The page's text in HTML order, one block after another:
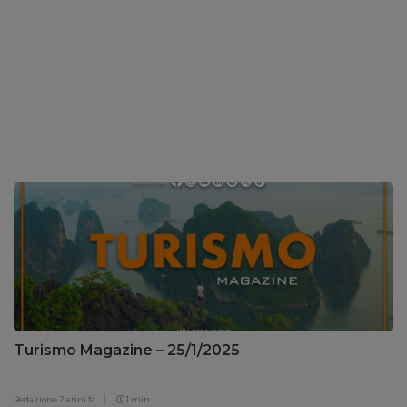
Turismo Magazine – 25/1/2025
Redazione 2 anni fa 1 min